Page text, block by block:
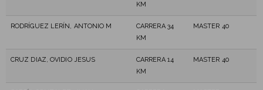
KM
RODRÍGUEZ LERÍN, ANTONIO M
CARRERA 34
KM
MASTER 40
CRUZ DIAZ, OVIDIO JESUS
CARRERA 14
KM
MASTER 40